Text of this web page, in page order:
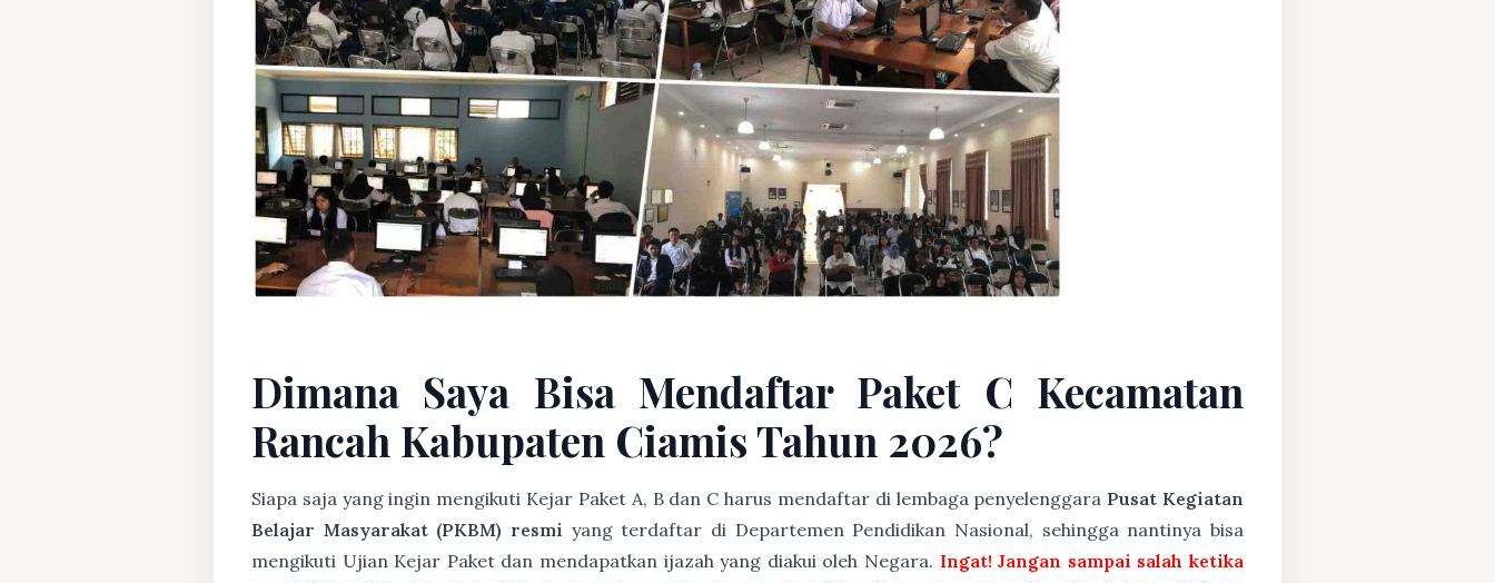
Dimana Saya Bisa Mendaftar Paket C Kecamatan
Rancah Kabupaten Ciamis Tahun 2026?
Siapa saja yang ingin mengikuti Kejar Paket A, B dan C harus mendaftar di lembaga penyelenggara Pusat Kegiatan
Belajar Masyarakat (PKBM) resmi yang terdaftar di Departemen Pendidikan Nasional, sehingga nantinya bisa
mengikuti Ujian Kejar Paket dan mendapatkan ijazah yang diakui oleh Negara. Ingat! Jangan sampai salah ketika